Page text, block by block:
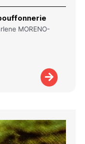
MORENO-